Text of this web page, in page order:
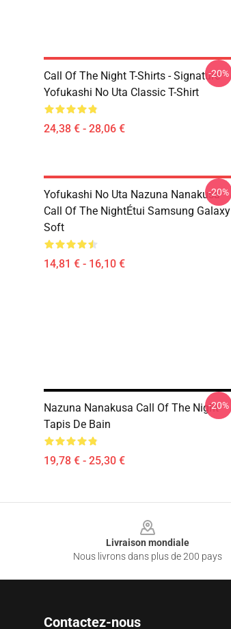
Call Of The Night T-Shirts - Signature
Yofukashi No Uta Classic T-Shirt
24,38 € - 28,06 €
-20%
Yofukashi No Uta Nazuna Nanakusa
Call Of The NightÉtui Samsung Galaxy
Soft
14,81 € - 16,10 €
-20%
Nazuna Nanakusa Call Of The Night
Tapis De Bain
19,78 € - 25,30 €
-20%
Livraison mondiale
Nous livrons dans plus de 200 pays
Contactez-nous